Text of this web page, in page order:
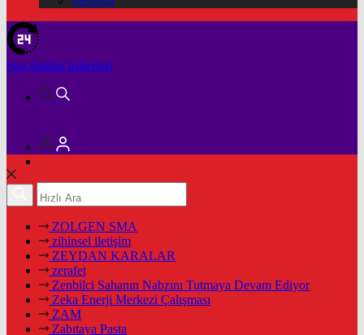
Son dakika haberleri
ZOLGEN SMA
zihinsel iletişim
ZEYDAN KARALAR
zerafet
Zenbilci Sahanın Nabzını Tutmaya Devam Ediyor
Zeka Enerji Merkezi Çalışması
ZAM
Zabıtaya Pasta